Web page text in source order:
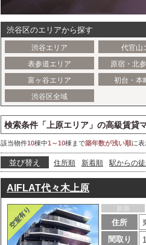
渋谷区のエリアから探す
渋谷エリア 代官山
表参道エリア
原宿・北
富ヶ谷エリア
初台・本
渋谷区全域
検索条件「上原エリア」の高級賃貸
該当物件10棟中1～10棟まで築年数が浅い順に
並び替え 住所順 新着順 駅からの
AIFLAT代々木上原
新築
住所
間取り